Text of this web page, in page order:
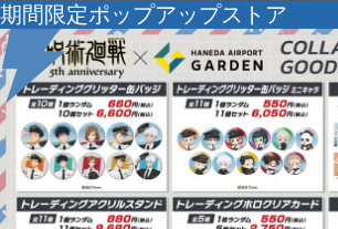
期間限定ポップアップストア